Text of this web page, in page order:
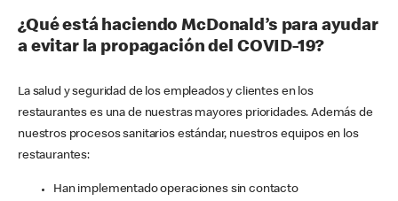
¿Qué está haciendo McDonald’s para ayudar
a evitar la propagación del COVID-19?
La salud y seguridad de los empleados y clientes en los
restaurantes es una de nuestras mayores prioridades. Además de
nuestros procesos sanitarios estándar, nuestros equipos en los
restaurantes:
Han implementado operaciones sin contacto